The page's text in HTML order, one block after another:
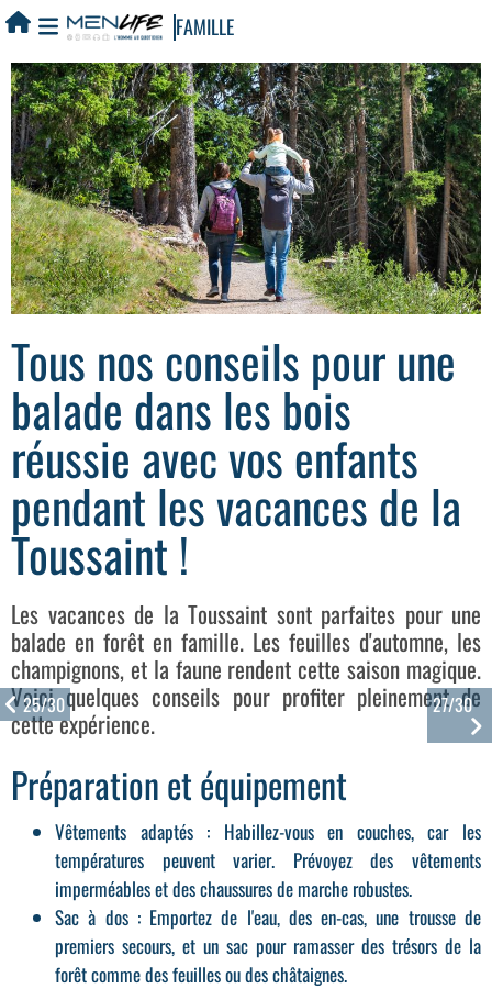
25/30
FAMILLE
Tous nos conseils pour une
balade dans les bois
réussie avec vos enfants
pendant les vacances de la
Toussaint !
Les vacances de la Toussaint sont parfaites pour une
balade en forêt en famille. Les feuilles d'automne, les
champignons, et la faune rendent cette saison magique.
Voici quelques conseils pour profiter pleinement de
cette expérience.
Préparation et équipement
Vêtements adaptés: Habillez-vous en couches, car les
températures peuvent varier. Prévoyez des vêtements
imperméables et des chaussures de marche robustes.
Sac à dos: Emportez de l'eau, des en-cas, une trousse de
premiers secours, et un sac pour ramasser des trésors de la
forêt comme des feuilles ou des châtaignes.
27/30